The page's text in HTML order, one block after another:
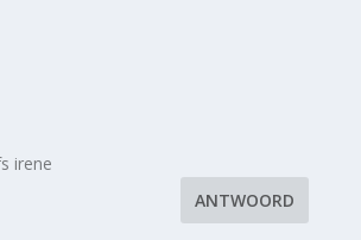
irene
ANTWOORD